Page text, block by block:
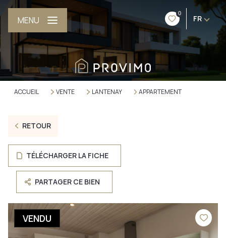
0
FR
MENU
ACCUEIL VENTE LANTENAY APPARTEMENT
RETOUR
TÉLÉCHARGER LA FICHE
PARTAGER CE BIEN
VENDU